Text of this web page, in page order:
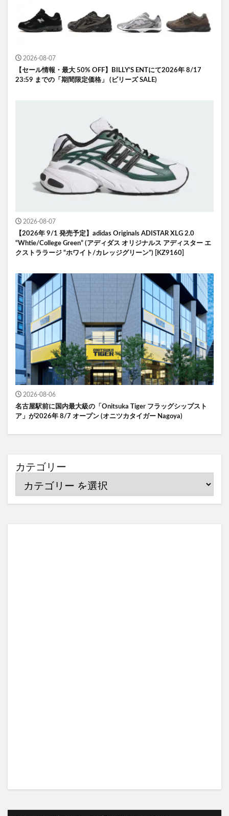
2026-08-07
【セール情報・最大 50% OFF】BILLY’S ENTにて2026年 8/17
23:59 までの「期間限定価格」 (ビリーズ SALE)
2026-08-07
【2026年 9/1 発売予定】adidas Originals ADISTAR XLG 2.0
“Whtie/College Green” (アディダス オリジナルス アディスター エ
クストララージ “ホワイト/カレッジグリーン”) [KZ9160]
2026-08-06
名古屋駅前に国内最大級の「Onitsuka Tiger フラッグシップスト
ア」が2026年 8/7 オープン (オニツカタイガー Nagoya)
カテゴリー